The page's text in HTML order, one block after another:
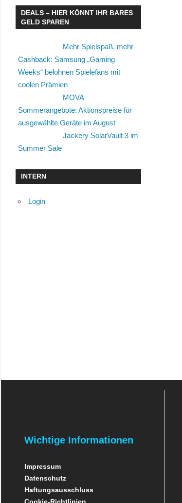
DEALS – HIER KÖNNT IHR BARES
GELD SPAREN
Mehr Spielspaß, mehr
Cashback: Samsung „Gaming
Weeks“ belohnen Spielefans mit
coolen Prämien
MOVA
Sommerangebote: Aktionspreise für
ausgewählte Geräte im August
Jackery SolarVault 3 im
Summer Sale
INTERN
Login
Wichtige Informationen
Impressum
Datenschutz
Haftungsausschluss